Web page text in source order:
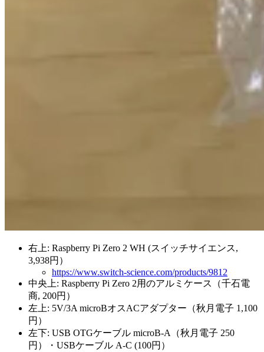
右上: Raspberry Pi Zero 2 WH (スイッチサイエンス,
3,938円）
https://www.switch-science.com/products/9812
中央上: Raspberry Pi Zero 2用のアルミケース（千石電
商, 200円）
左上: 5V/3A microBオスACアダプター（秋月電子 1,100
円）
左下: USB OTGケーブル microB-A（秋月電子 250
円）・USBケーブル A-C (100円）